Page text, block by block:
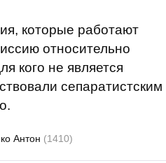
которые работают
относительно
кого не является
сепаратистским
Антон (1410)